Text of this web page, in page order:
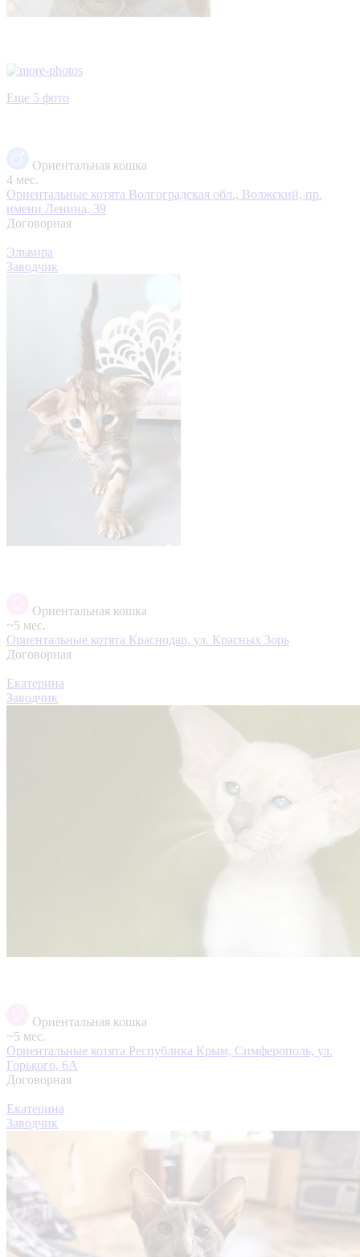
Еще 5 фото
Ориентальная кошка
4 мес.
Ориентальные котята Волгоградская обл., Волжский, пр.
имени Ленина, 39
Договорная
Эльвира
Заводчик
Ориентальная кошка
~5 мес.
Ориентальные котята Краснодар, ул. Красных Зорь
Договорная
Екатерина
Заводчик
Ориентальная кошка
~5 мес.
Ориентальные котята Республика Крым, Симферополь, ул.
Горького, 6А
Договорная
Екатерина
Заводчик